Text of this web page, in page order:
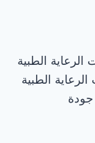
الطبية
الطبية
جودة